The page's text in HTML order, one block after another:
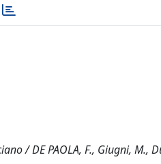
/ DE PAOLA, F., Giugni, M.,